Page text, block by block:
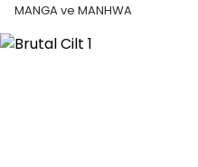
MANGA ve MANHWA